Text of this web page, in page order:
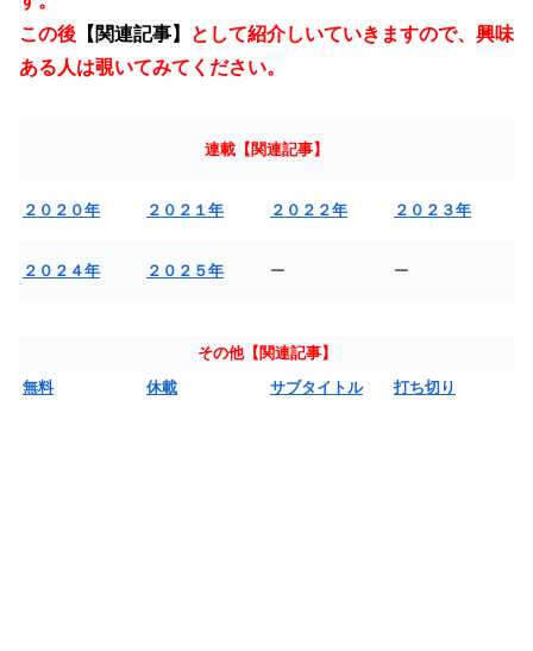
この後 【関連記事】
として紹介しいていきますので、興味
ある人は覗いてみてください。
連載【関連記事】
２０２０年 ２０２１年 ２０２２年 ２０２３年
２０２４年 ２０２５年 ー ー
その他【関連記事】
無料
休載 サブタイトル 打ち切り